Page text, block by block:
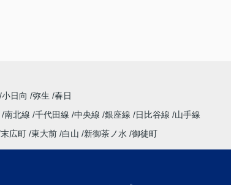
小日向 弥生 春日
南北線 千代田線 中央線 銀座線 日比谷線
山手線
末広町 東大前 白山 新御茶ノ水 御徒町